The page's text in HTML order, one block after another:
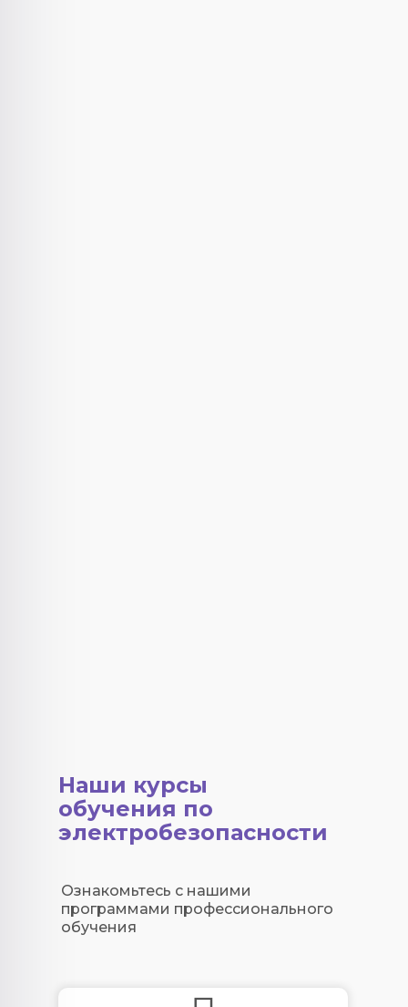
Наши курсы
обучения по
электробезопасности
Ознакомьтесь с нашими
программами профессионального
обучения